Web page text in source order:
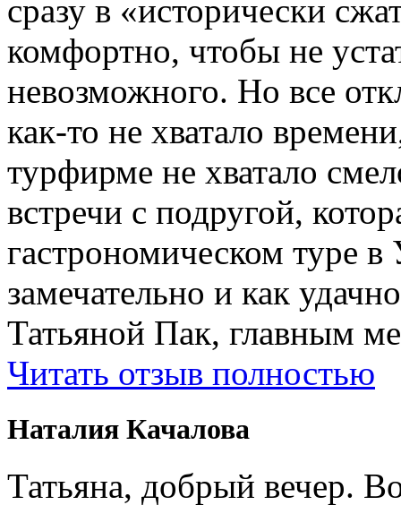
сразу в «исторически
комфортно, чтобы не
невозможного. Но все
как-то не хватало
турфирме не хватало
встречи с подругой,
гастрономическом туре
замечательно и как
Татьяной Пак, главным
Читать отзыв полностью
Наталия Качалова
Татьяна, добрый вечер.